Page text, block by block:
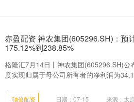
赤盈配资 神农集团(605296.SH)：预
175.12%到238.85%
格隆汇7月14日丨神农集团(605296.SH)
度实现归属于母公司所有者的净利润为
驰盈配资 日期：07-15 来源：太